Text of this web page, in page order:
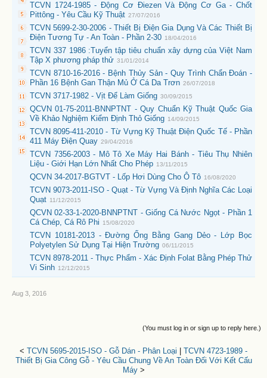
TCVN 1724-1985 - Động Cơ Điezen Và Động Cơ Ga - Chốt
Pittông - Yêu Cầu Kỹ Thuật 27/07/2016
TCVN 5699-2-30-2006 - Thiết Bị Điện Gia Dụng Và Các Thiết Bị
Điện Tương Tự - An Toàn - Phần 2-30 18/04/2016
TCVN 337 1986 :Tuyển tập tiêu chuẩn xây dựng của Việt Nam
Tập X phương pháp thử 31/01/2014
TCVN 8710-16-2016 - Bệnh Thủy Sản - Quy Trình Chẩn Đoán -
Phần 16 Bệnh Gan Thận Mủ Ở Cá Da Trơn 26/07/2018
TCVN 3717-1982 - Vịt Để Làm Giống 30/09/2015
QCVN 01-75-2011-BNNPTNT - Quy Chuẩn Kỹ Thuật Quốc Gia
Về Khảo Nghiệm Kiểm Định Thỏ Giống 14/09/2015
TCVN 8095-411-2010 - Từ Vựng Kỹ Thuật Điện Quốc Tế - Phần
411 Máy Điện Quay 29/04/2016
TCVN 7356-2003 - Mô Tô Xe Máy Hai Bánh - Tiêu Thụ Nhiên
Liệu - Giới Hạn Lớn Nhất Cho Phép 13/11/2015
QCVN 34-2017-BGTVT - Lốp Hơi Dùng Cho Ô Tô 16/08/2020
TCVN 9073-2011-ISO - Quạt - Từ Vựng Và Định Nghĩa Các Loại
Quạt 11/12/2015
QCVN 02-33-1-2020-BNNPTNT - Giống Cá Nước Ngọt - Phần 1
Cá Chép, Cá Rô Phi
15/08/2020
TCVN 10181-2013 - Đường Ống Bằng Gang Dẻo - Lớp Bọc
Polyetylen Sử Dụng Tại Hiện Trường 06/11/2015
TCVN 8978-2011 - Thực Phẩm - Xác Định Folat Bằng Phép Thử
Vi Sinh 12/12/2015
Aug 3, 2016
(You must log in or sign up to reply here.)
< TCVN 5695-2015-ISO - Gỗ Dán - Phân Loại
TCVN 4723-1989 -
Thiết Bị Gia Công Gỗ - Yêu Cầu Chung Về An Toàn Đối Với Kết Cấu
Máy>